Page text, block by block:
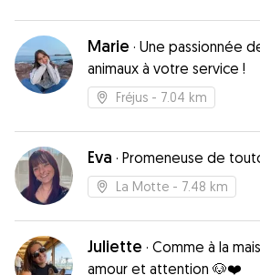
Marie · Une passionnée
animaux à votre service !
Fréjus - 7.04 km
Eva · Promeneuse de
La Motte - 7.48 km
Juliette · Comme à la
amour et attention 🐶❤️